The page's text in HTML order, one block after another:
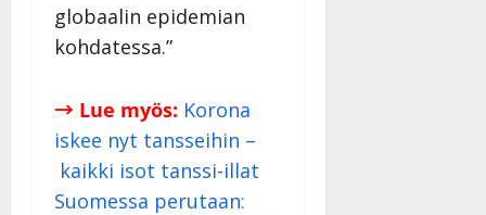
globaalin epidemian
kohdatessa.”
→ Lue myös: Korona
iskee nyt tansseihin –
kaikki isot tanssi-illat
Suomessa perutaan: